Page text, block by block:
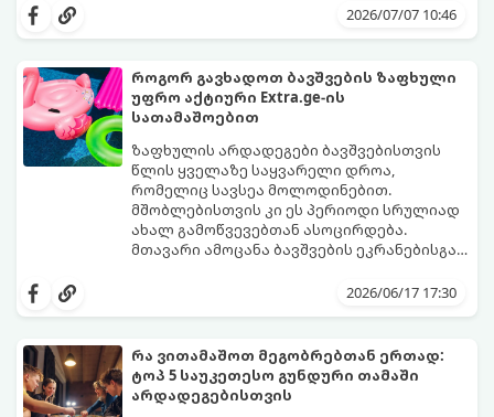
ასოციაციურ აღქმაზეა დაფუძნებული,
თქვენთვის ცხოვრების ამ ეტაპზე.
აირჩიეთ სამი წერილიდან ის ერთი,
2026/07/07 10:46
როგორ გავხადოთ ბავშვების ზაფხული
უფრო აქტიური Extra.ge-ის
სათამაშოებით
ზაფხულის არდადეგები ბავშვებისთვის
წლის ყველაზე საყვარელი დროა,
რომელიც სავსეა მოლოდინებით.
მშობლებისთვის კი ეს პერიოდი სრულიად
ახალ გამოწვევებთან ასოცირდება.
მთავარი ამოცანა ბავშვების ეკრანებისგან
მიმართვაა. მნიშვნელოვანია მათთვის
ჯანსაღი რუტინა დასვენების დღეებშიც
აუცილებელია.
მარკეტფლეისი საქართველოში,
დაგეხმარებათ. აქ ყველა ასაკისა და
ინტერესის მქონე ბავშვისთვის მოიძებნება
იდეალური გასართობი საშუალება.
2026/06/17 17:30
რა ვითამაშოთ მეგობრებთან ერთად:
ტოპ 5 საუკეთესო გუნდური თამაში
არდადეგებისთვის